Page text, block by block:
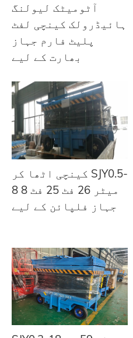
آٹومیٹک لیولنگ
ہائیڈرولک کینچی لفٹ
پلیٹ فارم جہاز
بھارت کے لیے
کینچی اٹھا کر SJY0.5-
8 8 میٹر 26 فٹ 25 فٹ
جہاز فلپائن کے لیے